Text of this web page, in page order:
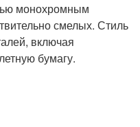
монохромным
смелых. Стиль
включая
бумагу.